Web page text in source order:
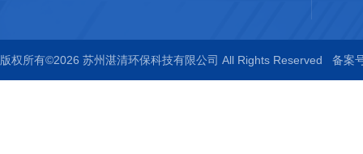
版权所有©2026 苏州湛清环保科技有限公司 All Rights Reserved 备案